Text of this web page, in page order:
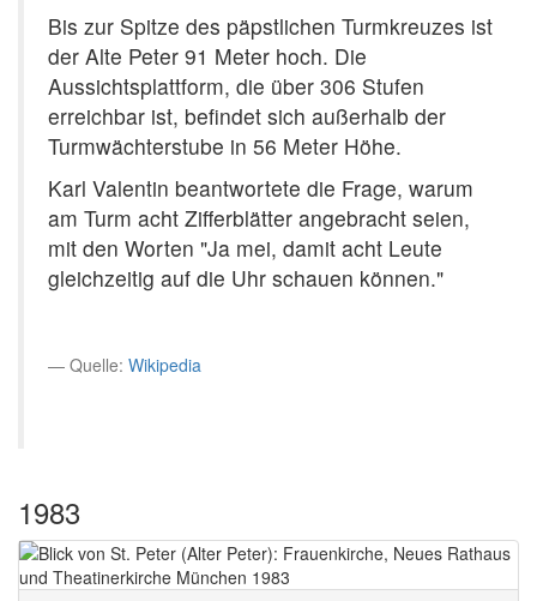
Bis zur Spitze des päpstlichen Turmkreuzes ist
der Alte Peter 91 Meter hoch. Die
Aussichtsplattform, die über 306 Stufen
erreichbar ist, befindet sich außerhalb der
Turmwächterstube in 56 Meter Höhe.
Karl Valentin beantwortete die Frage, warum
am Turm acht Zifferblätter angebracht seien,
mit den Worten "Ja mei, damit acht Leute
gleichzeitig auf die Uhr schauen können."
Quelle: Wikipedia
1983